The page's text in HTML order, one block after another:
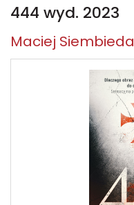
444 wyd. 2023
Maciej Siembieda